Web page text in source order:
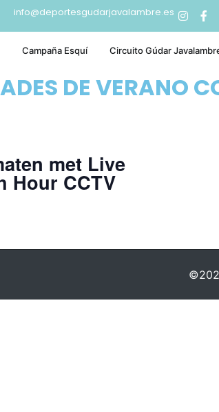
info@deportesgudarjavalambre.es
Campaña Esquí Circuito Gúdar
DE VERANO
met Live
Hour CCTV